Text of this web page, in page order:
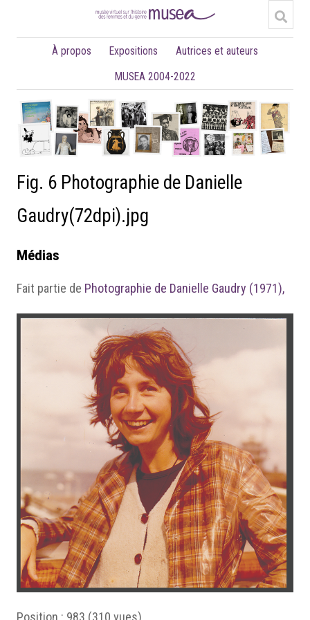
À propos Expositions
Autrices et auteurs
MUSEA 2004-2022
Fig. 6 Photographie de Danielle
Gaudry(72dpi).jpg
Médias
Fait partie de Photographie de Danielle Gaudry (1971),